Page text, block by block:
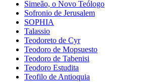
Simeão, o Novo Teólogo
Sofronio de Jerusalem
SOPHIA
Talassio
Teodoreto de Cyr
Teodoro de Mopsuesto
Teodoro de Tabenisi
Teodoro Estudita
Teofilo de Antioquia